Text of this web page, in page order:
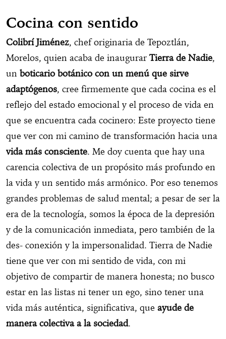
Cocina con sentido
Colibrí Jiménez, chef originaria de Tepoztlán,
Morelos, quien acaba de inaugurarTierra de Nadie,
un boticario botánico con un menú que sirve
adaptógenos, cree firmemente que cada cocina es el
reflejo del estado emocional y el proceso de vida en
que se encuentra cada cocinero: Este proyecto tiene
que ver con mi camino de transformación hacia una
vida más consciente. Me doy cuenta que hay una
carencia colectiva de un propósito más profundo en
la vida y un sentido más armónico. Por eso tenemos
grandes problemas de salud mental; a pesar de ser la
era de la tecnología, somos la época de la depresión
y de la comunicación inmediata, pero también de la
des- conexión y la impersonalidad. Tierra de Nadie
tiene que ver con mi sentido de vida, con mi
objetivo de compartir de manera honesta; no busco
estar en las listas ni tener un ego, sino tener una
vida más auténtica, significativa, que ayude de
manera colectiva a la sociedad.